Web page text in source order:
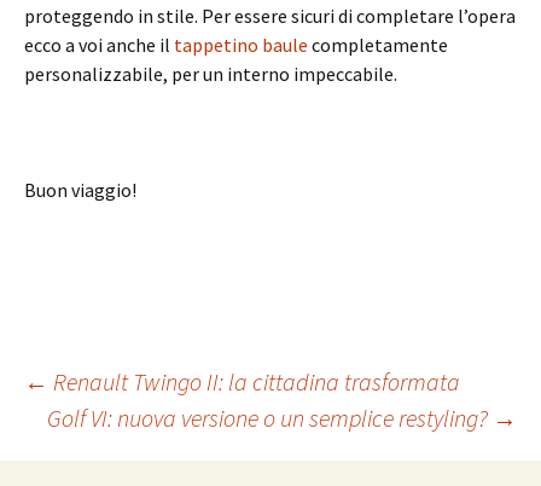
proteggendo in stile. Per essere sicuri di completare l’opera
ecco a voi anche il tappetino baule completamente
personalizzabile, per un interno impeccabile.
Buon viaggio!
Navigazione
← Renault Twingo II: la cittadina trasformata
Golf VI: nuova versione o un semplice restyling? →